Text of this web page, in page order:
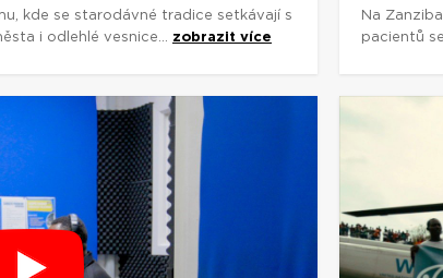
kde se starodávné tradice setkávají s
i odlehlé vesnice... zobrazit více
Na
pacientů